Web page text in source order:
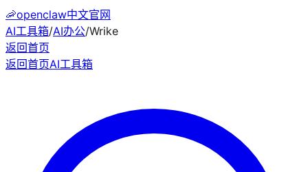
🦐openclaw中文官网
AI工具箱/AI办公/Wrike
返回首页
返回首页AI工具箱